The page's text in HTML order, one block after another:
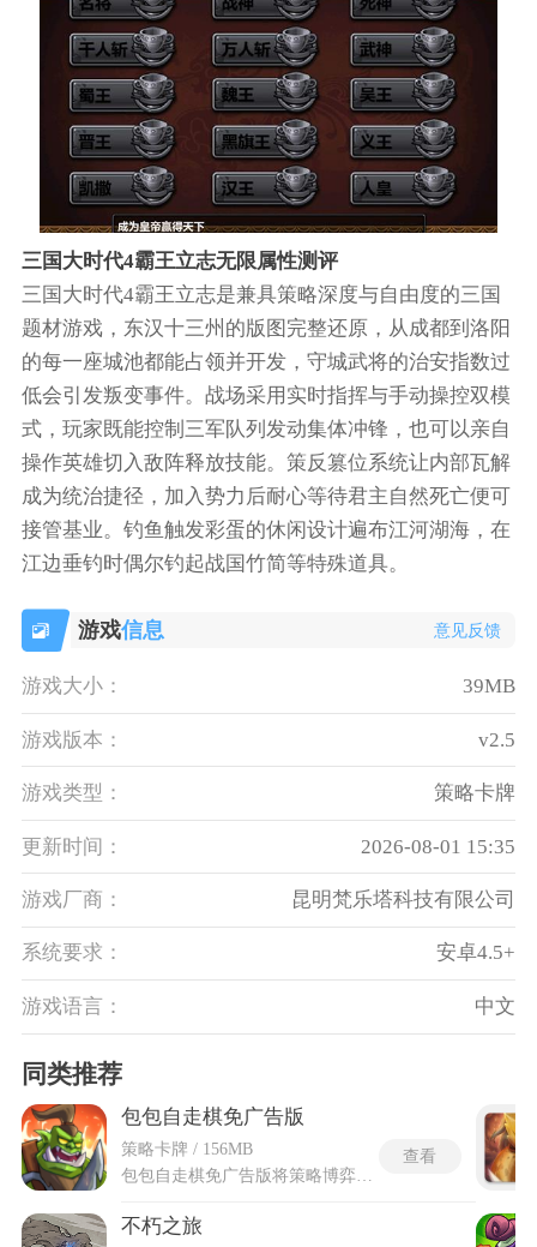
三国大时代4霸王立志无限属性测评
三国大时代4霸王立志是兼具策略深度与自由度的三国
题材游戏，东汉十三州的版图完整还原，从成都到洛阳
的每一座城池都能占领并开发，守城武将的治安指数过
低会引发叛变事件。战场采用实时指挥与手动操控双模
式，玩家既能控制三军队列发动集体冲锋，也可以亲自
操作英雄切入敌阵释放技能。策反篡位系统让内部瓦解
成为统治捷径，加入势力后耐心等待君主自然死亡便可
接管基业。钓鱼触发彩蛋的休闲设计遍布江河湖海，在
江边垂钓时偶尔钓起战国竹简等特殊道具。
游戏信息 意见反馈
游戏大小： 39MB
游戏版本： v2.5
游戏类型： 策略卡牌
更新时间： 2026-08-01 15:35
游戏厂商： 昆明梵乐塔科技有限公司
系统要求： 安卓4.5+
游戏语言： 中文
同类推荐
包包自走棋免广告版
策略卡牌 / 156MB
查看
不朽之旅